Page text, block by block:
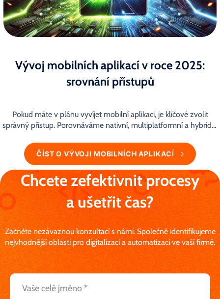
Vývoj mobilních aplikací v roce 2025:
srovnání přístupů
Pokud máte v plánu vyvíjet mobilní aplikaci, je klíčové zvolit
správný přístup. Porovnáváme nativní, multiplatformní a hybridní
ČÍST O VÝVOJI MOBILNÍCH APLIKACÍ
Chcete zefektivnit procesy
a ušetřit čas?
Začněte nezávaznou konzultací s námi. Společně identifikujeme
nejvhodnější oblasti pro digitalizaci a automatizaci ve vaší firmě.